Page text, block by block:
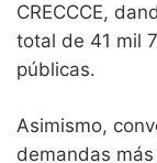
CRECCCE,
total de 41 mil
públicas.
Asimismo,
demandas